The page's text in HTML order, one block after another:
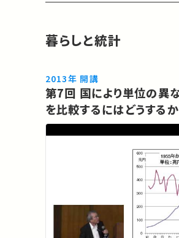
暮らしと統計
2013年 開講
第7回 国により単位の異なる所得や価格など
を比較するにはどうするか